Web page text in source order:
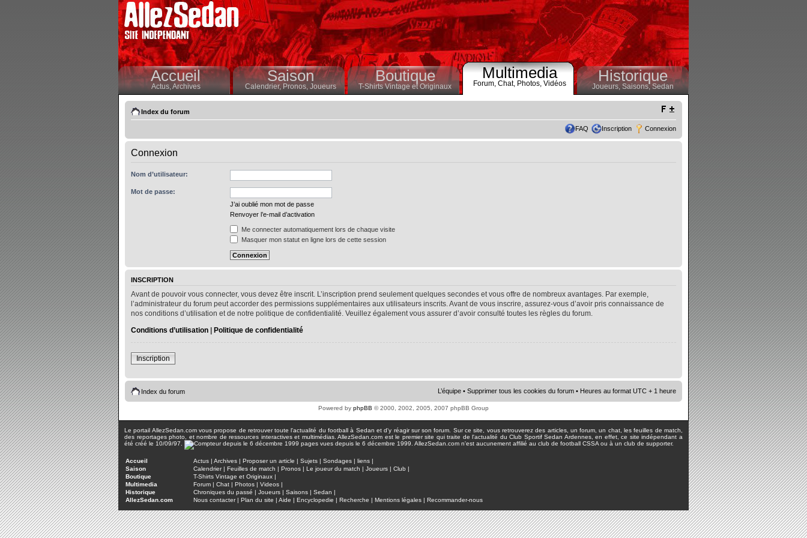
Accueil
Actus,Archives
Saison
Calendrier,Pronos, Joueurs
Boutique
T-Shirts Vintage et Originaux
Multimedia
Forum, Chat, Photos, Vidéos Historique
Joueurs, Saisons,Sedan
Index du forum
FAQ Inscription Connexion
Connexion
Nom d’utilisateur:
Mot de passe:
J’ai oublié mon mot de passe
Renvoyer l’e-mail d’activation
Me connecter automatiquement lors de chaque visite
Masquer mon statut en ligne lors de cette session
INSCRIPTION
Avant de pouvoir vous connecter, vous devez être inscrit. L’inscription prend seulement quelques secondes et vous offre de nombreux avantages. Par exemple,
l’administrateur du forum peut accorder des permissions supplémentaires aux utilisateurs inscrits. Avant de vous inscrire, assurez-vous d’avoir pris connaissance de
nos conditions d’utilisation et de notre politique de confidentialité. Veuillez également vous assurer d’avoir consulté toutes les règles du forum.
Conditions d’utilisation | Politique de confidentialité
Inscription
Index du forum L’équipe • Supprimer tous les cookies du forum • Heures au format UTC + 1 heure
Powered by phpBB © 2000, 2002, 2005, 2007 phpBB Group
Le portail AllezSedan.com vous propose de retrouver toute l'actualité du football à Sedan et d'y réagir sur son forum. Sur ce site, vous retrouverez des articles, un forum, un chat, les feuilles de match,
des reportages photo, et nombre de ressources interactives et multimédias. AllezSedan.com est le premier site qui traite de l'actualité du Club Sportif Sedan Ardennes, en effet, ce site indépendant a
été créé le 10/09/97.
pages vues depuis le 6 décembre 1999. AllezSedan.com n'est aucunement affilié au club de football CSSA ou à un club de supporter.
Accueil Actus | Archives | Proposer un article | Sujets | Sondages | liens |
Saison
Calendrier| Feuilles de match | Pronos | Le joueur du match | Joueurs | Club |
Boutique
T-Shirts Vintage et Originaux |
Multimedia
Forum | Chat | Photos | Videos |
Historique
Chroniques du passé | Joueurs | Saisons | Sedan |
AllezSedan.com
Nous contacter| Plan du site | Aide | Encyclopedie | Recherche | Mentions légales | Recommander-nous